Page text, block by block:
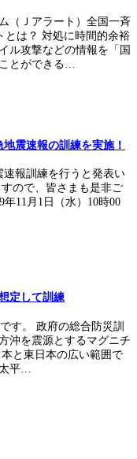
（Ｊアラート）全国一斉
とは？ 対処に時間的余裕
ル攻撃などの情報を「国
とができる…
地震速報の訓練を実施！
速報訓練を行うと発表い
ので、皆さまも是非ご
11月1日（水）10時00
定して訓練
す。 政府の総合防災訓
沖を震源とするマグニチ
と東日本の広い範囲で
平…